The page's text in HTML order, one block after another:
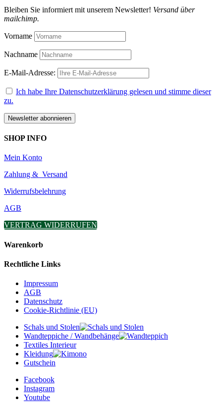
Bleiben Sie informiert mit unserem Newsletter! Versand über
mailchimp.
Vorname
Nachname
E-Mail-Adresse:
Ich habe Ihre Datenschutzerklärung gelesen und stimme dieser
zu.
SHOP INFO
Mein Konto
Zahlung & Versand
Widerrufsbelehrung
AGB
VERTRAG WIDERRUFEN
Warenkorb
Rechtliche Links
Impressum
AGB
Datenschutz
Cookie-Richtlinie (EU)
Schals und Stolen
Wandteppiche / Wandbehänge
Textiles Interieur
Kleidung
Gutschein
Facebook
Instagram
Youtube